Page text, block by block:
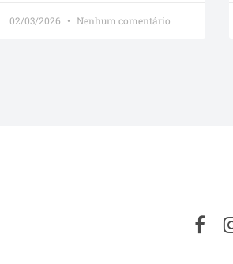
02/03/2026 Nenhum comentário